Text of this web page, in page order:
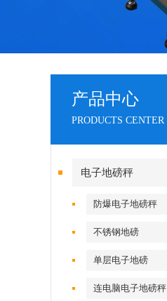
产品中心
PRODUCTS CENTER
电子地磅秤
防爆电子地磅秤
不锈钢地磅
单层电子地磅
连电脑电子地磅秤